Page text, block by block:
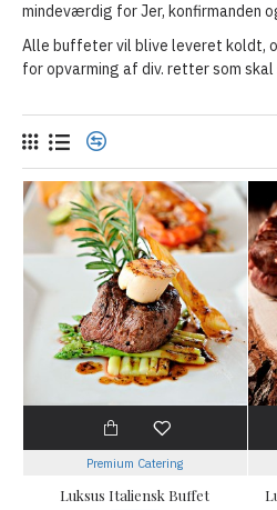
mindeværdig for Jer, konfirmanden
Alle buffeter vil blive leveret koldt,
for opvarming af div. retter som skal
Premium Catering
Luksus Italiensk Buffet